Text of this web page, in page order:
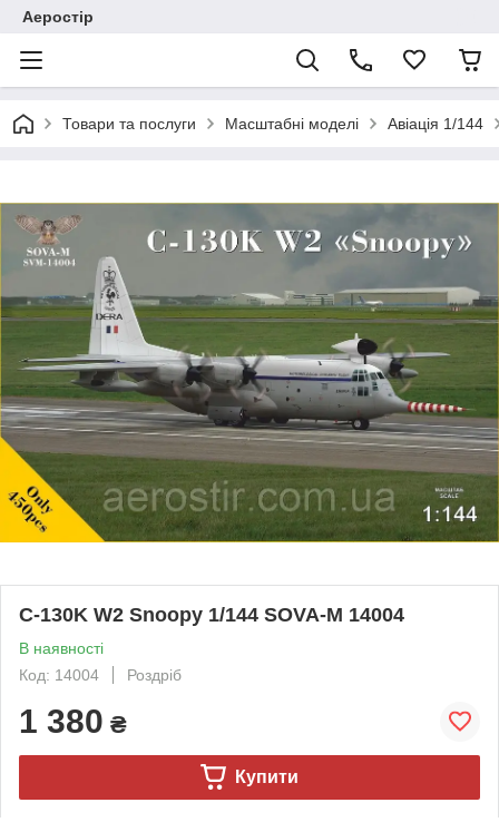
Аеростір
Товари та послуги Масштабні моделі Авіація 1/144
C-130K W2 Snoopy 1/144 SOVA-M 14004
В наявності
Код: 14004
Роздріб
1 380 ₴
Купити